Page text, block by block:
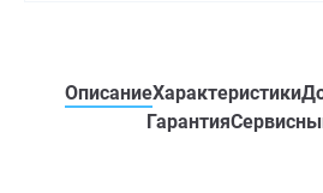
ОписаниеХарактеристики
Гарантия